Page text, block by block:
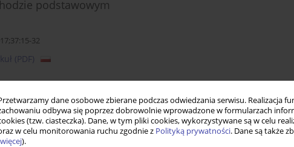
dane osobowe zbierane podczas odwiedzania serwisu. Realizacja
odbywa się poprzez dobrowolnie wprowadzone w formularzach
(tzw. ciasteczka). Dane, w tym pliki cookies, wykorzystywane są w celu
w celu monitorowania ruchu zgodnie z Polityką prywatności. Dane są także
więcej).
podstawowym
32
(PDF)